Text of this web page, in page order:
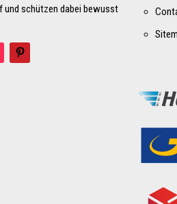
und schützen dabei bewusst